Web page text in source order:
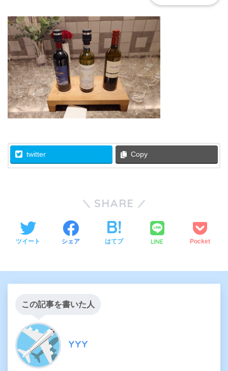
twitter Copy
SHARE
ツイート シェア はてブ LINE Pocket
この記事を書いた人
YYY